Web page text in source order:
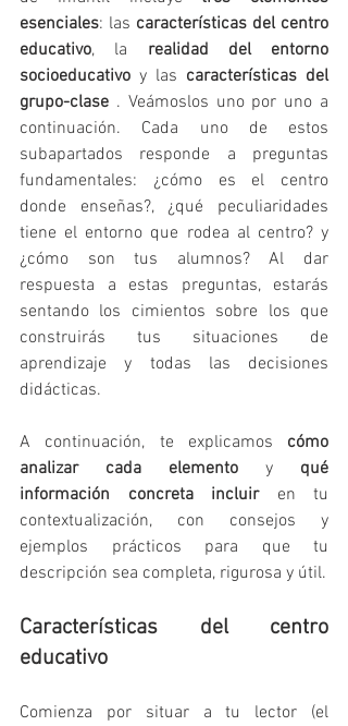
esenciales: las características del centro
educativo, la realidad del entorno
socioeducativo y las características del
grupo-clase . Veámoslos uno por uno a
continuación. Cada uno de estos
subapartados responde a preguntas
fundamentales: ¿cómo es el centro
donde enseñas?, ¿qué peculiaridades
tiene el entorno que rodea al centro? y
¿cómo son tus alumnos? Al dar
respuesta a estas preguntas, estarás
sentando los cimientos sobre los que
construirás tus situaciones de
aprendizaje y todas las decisiones
didácticas.
A continuación, te explicamos cómo
analizar cada elemento y qué
información concreta incluir en tu
contextualización, con consejos y
ejemplos prácticos para que tu
descripción sea completa, rigurosa y útil.
Características del centro
educativo
Comienza por situar a tu lector (el